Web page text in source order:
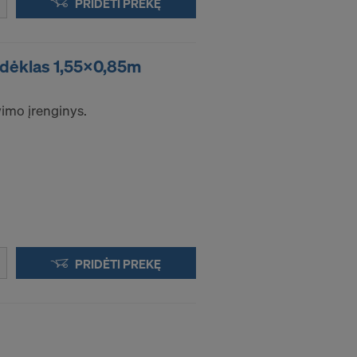
PRIDĖTI PREKĘ
1,55x0,85m
įrenginys.
PRIDĖTI PREKĘ